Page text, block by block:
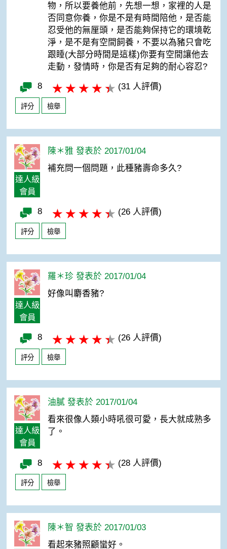
物，所以要養他前，先想一想，家裡的人是
否同意你養，你是不是有時間陪他，是否能
忍受他的無厘頭，是否能夠保持它的環境乾
淨，是不是有空間飼養，不要以為豬只會吃
跟睡(大部分時間是這樣)你要有空間讓他去
走動，發情時，你是否有足夠的耐心容忍?
8 (31 人評價)
評分 檢舉
達人級
會員
陳＊雅 發表於 2017/01/04
補充問一個問題，此種豬壽命多久?
8 (26 人評價)
評分 檢舉
達人級
會員
羅＊珍 發表於 2017/01/04
好像叫麝香豬?
8 (26 人評價)
評分 檢舉
達人級
會員
油膩 發表於 2017/01/04
看來很像人類小時吼很可愛，長大就成熟多
了。
8 (28 人評價)
評分 檢舉
陳＊智 發表於 2017/01/03
看起來豬照顧蠻好。